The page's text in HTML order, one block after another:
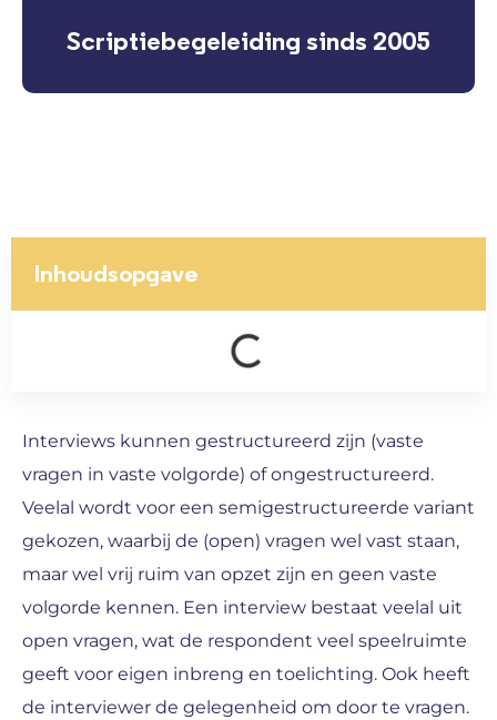
Scriptiebegeleiding sinds 2005
Inhoudsopgave
Interviews kunnen gestructureerd zijn (vaste
vragen in vaste volgorde) of ongestructureerd.
Veelal wordt voor een semigestructureerde variant
gekozen, waarbij de (open) vragen wel vast staan,
maar wel vrij ruim van opzet zijn en geen vaste
volgorde kennen. Een interview bestaat veelal uit
open vragen, wat de respondent veel speelruimte
geeft voor eigen inbreng en toelichting. Ook heeft
de interviewer de gelegenheid om door te vragen.